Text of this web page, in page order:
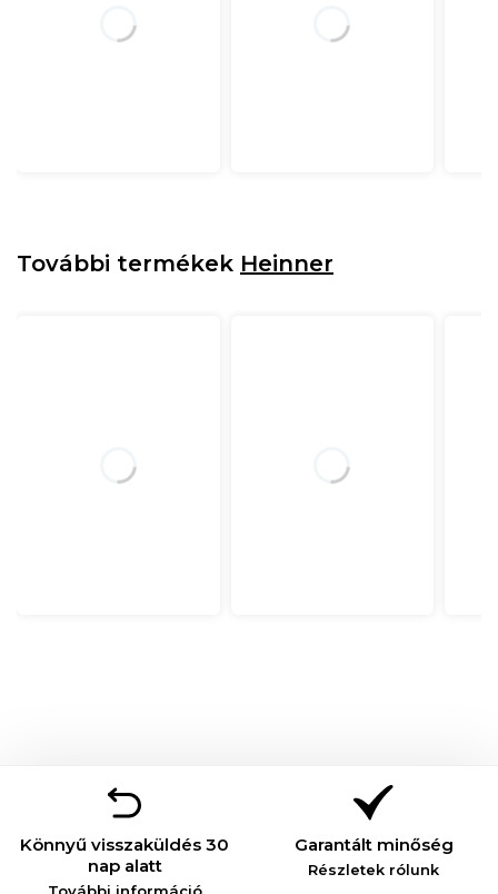
További termékek Heinner
Könnyű visszaküldés 30
nap alatt
Garantált minőség
Részletek rólunk